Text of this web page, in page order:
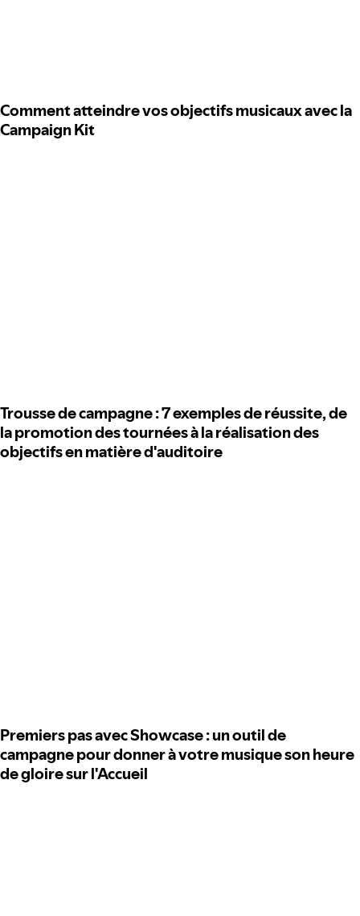
Comment atteindre vos objectifs musicaux avec la
Campaign Kit
Trousse de campagne : 7 exemples de réussite, de
la promotion des tournées à la réalisation des
objectifs en matière d'auditoire
Premiers pas avec Showcase : un outil de
campagne pour donner à votre musique son heure
de gloire sur l'Accueil